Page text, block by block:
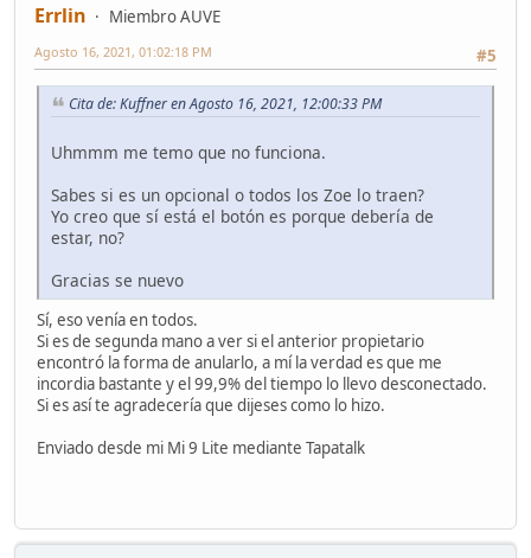
Errlin
Miembro AUVE
#5
Agosto 16, 2021, 01:02:18 PM
Cita de: Kuffner en Agosto 16, 2021, 12:00:33 PM
Uhmmm me temo que no funciona.
Sabes si es un opcional o todos los Zoe lo traen?
Yo creo que sí está el botón es porque debería de
estar, no?
Gracias se nuevo
Sí, eso venía en todos.
Si es de segunda mano a ver si el anterior propietario
encontró la forma de anularlo, a mí la verdad es que me
incordia bastante y el 99,9% del tiempo lo llevo desconectado.
Si es así te agradecería que dijeses como lo hizo.
Enviado desde mi Mi 9 Lite mediante Tapatalk